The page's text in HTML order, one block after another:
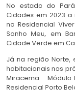
No estado do
Cidades em 2023 a
no Residencial
Sonho Meu, em
Cidade Verde em
Já na região Norte,
habitacionais nos
Miracema – Módulo
Residencial Porto